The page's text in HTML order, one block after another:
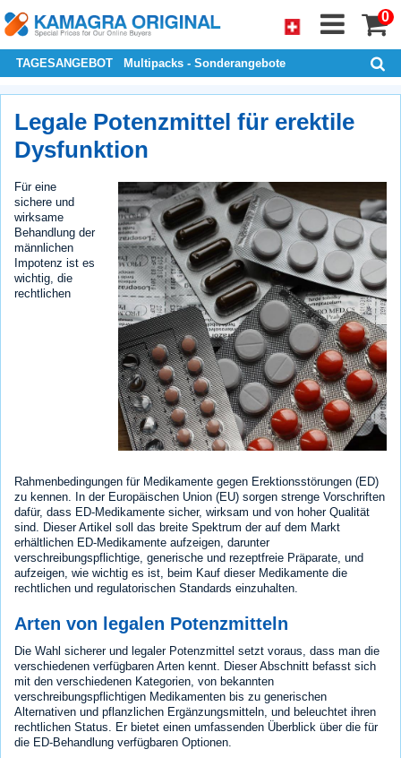
0
TAGESANGEBOT Multipacks - Sonderangebote
Legale Potenzmittel für erektile
Dysfunktion
Für eine
sichere und
wirksame
Behandlung der
männlichen
Impotenz ist es
wichtig, die
rechtlichen
Rahmenbedingungen für Medikamente gegen Erektionsstörungen (ED)
zu kennen. In der Europäischen Union (EU) sorgen strenge Vorschriften
dafür, dass ED-Medikamente sicher, wirksam und von hoher Qualität
sind. Dieser Artikel soll das breite Spektrum der auf dem Markt
erhältlichen ED-Medikamente aufzeigen, darunter
verschreibungspflichtige, generische und rezeptfreie Präparate, und
aufzeigen, wie wichtig es ist, beim Kauf dieser Medikamente die
rechtlichen und regulatorischen Standards einzuhalten.
Arten von legalen Potenzmitteln
Die Wahl sicherer und legaler Potenzmittel setzt voraus, dass man die
verschiedenen verfügbaren Arten kennt. Dieser Abschnitt befasst sich
mit den verschiedenen Kategorien, von bekannten
verschreibungspflichtigen Medikamenten bis zu generischen
Alternativen und pflanzlichen Ergänzungsmitteln, und beleuchtet ihren
rechtlichen Status. Er bietet einen umfassenden Überblick über die für
die ED-Behandlung verfügbaren Optionen.